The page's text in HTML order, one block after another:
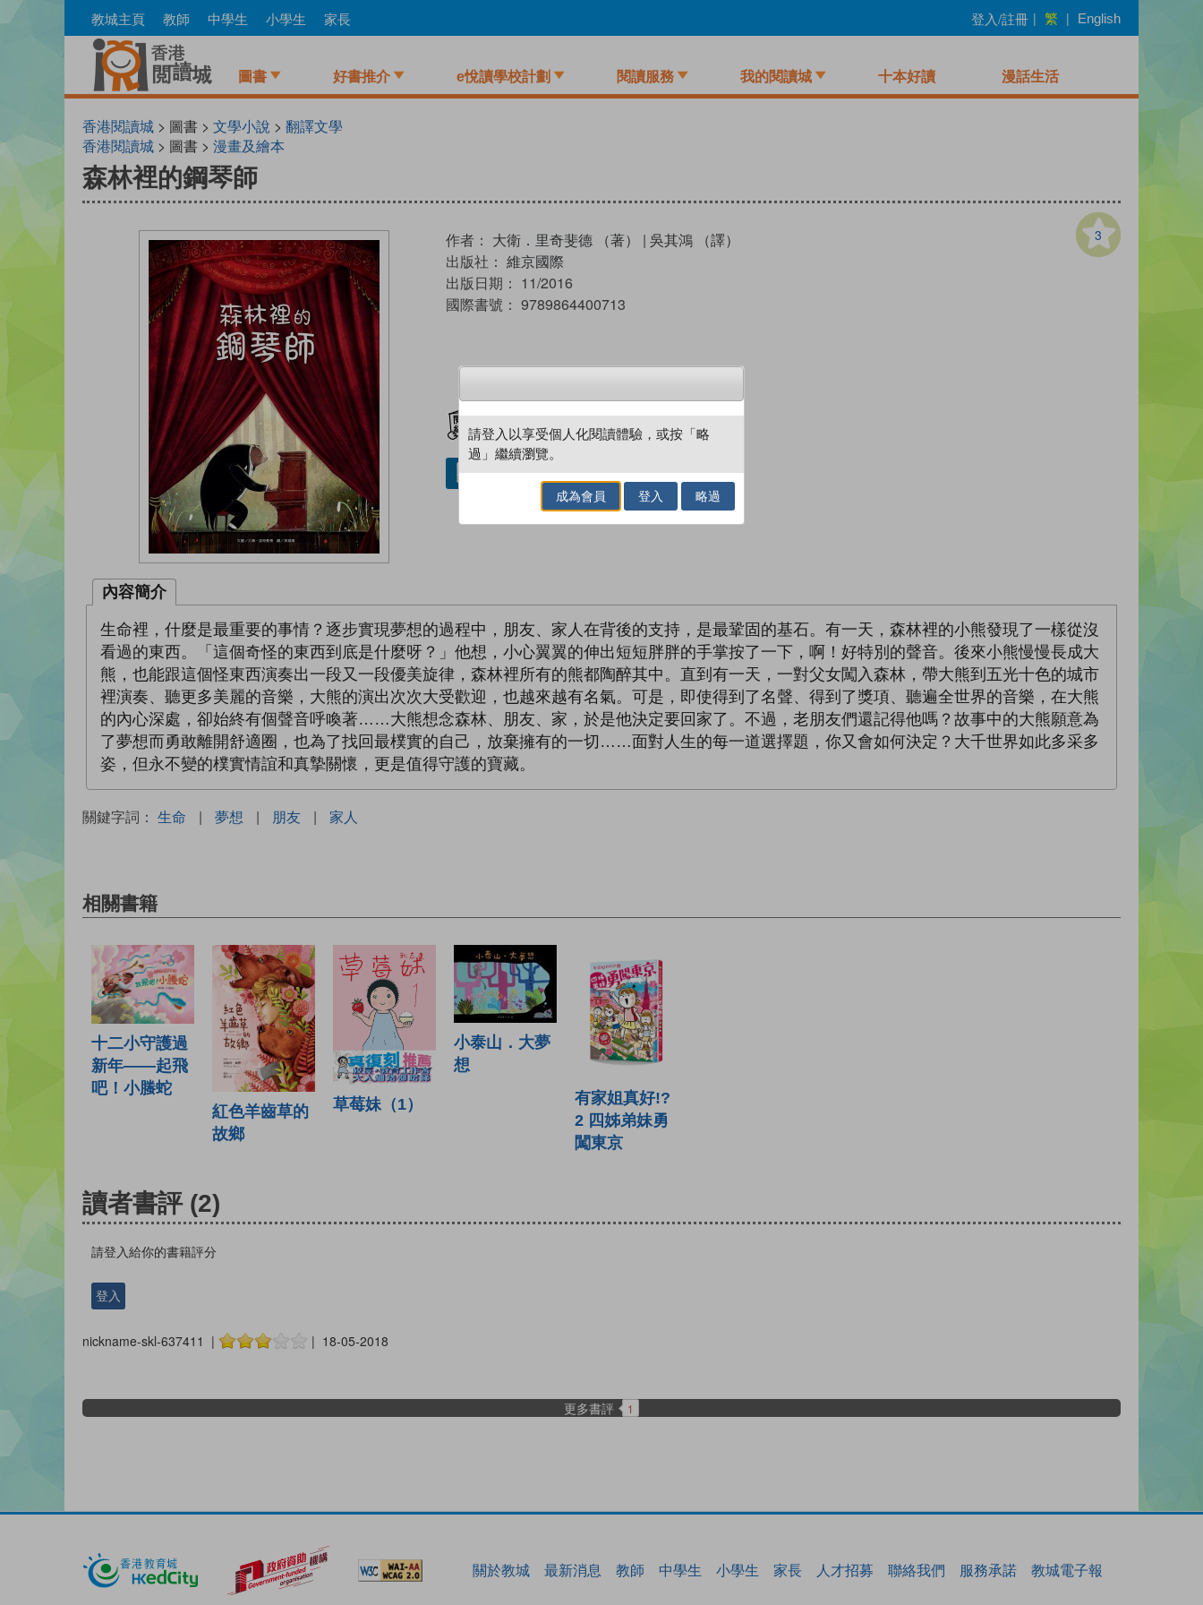
to
教城主頁 教師 中學生 小學生 家長 登入/註冊 | 繁 | English
圖書 好書推介 e悅讀學校計劃 閱讀服務 我的閱讀城 十本好讀 漫話生活
香港閱讀城 > 圖書 > 文學小說 > 翻譯文學
香港閱讀城 > 圖書 > 漫畫及繪本
森林裡的鋼琴師
3
作者： 大衛．里奇斐德 （著） | 吳其鴻 （譯）
出版社： 維京國際
出版日期： 11/2016
國際書號： 9789864400713
加入閱讀紀錄
借閱實體書
內容簡介
生命裡，什麼是最重要的事情？逐步實現夢想的過程中，朋友、家人在背後的支持，是最鞏固的基石。有一天，森林裡的小熊發現了一樣從沒
看過的東西。「這個奇怪的東西到底是什麼呀？」他想，小心翼翼的伸出短短胖胖的手掌按了一下，啊！好特別的聲音。後來小熊慢慢長成大
熊，也能跟這個怪東西演奏出一段又一段優美旋律，森林裡所有的熊都陶醉其中。直到有一天，一對父女闖入森林，帶大熊到五光十色的城市
裡演奏、聽更多美麗的音樂，大熊的演出次次大受歡迎，也越來越有名氣。可是，即使得到了名聲、得到了獎項、聽遍全世界的音樂，在大熊
的內心深處，卻始終有個聲音呼喚著……大熊想念森林、朋友、家，於是他決定要回家了。不過，老朋友們還記得他嗎？故事中的大熊願意為
了夢想而勇敢離開舒適圈，也為了找回最樸實的自己，放棄擁有的一切……面對人生的每一道選擇題，你又會如何決定？大千世界如此多采多
姿，但永不變的樸實情誼和真摯關懷，更是值得守護的寶藏。
關鍵字詞： 生命 | 夢想 | 朋友 | 家人
相關書籍
十二小守護過
新年——起飛
吧！小螣蛇
紅色羊齒草的
故鄉
草莓妹（1）
小泰山．大夢
想
有家姐真好!?
2 四姊弟妹勇
闖東京
讀者書評 (2)
請登入給你的書籍評分
登入
nickname-skl-637411 | | 18-05-2018
更多書評 1
關於教城 最新消息 教師 中學生 小學生 家長 人才招募 聯絡我們 服務承諾 教城電子報
請登入以享受個人化閱讀體驗，或按「略
過」繼續瀏覽。
成為會員 登入 略過